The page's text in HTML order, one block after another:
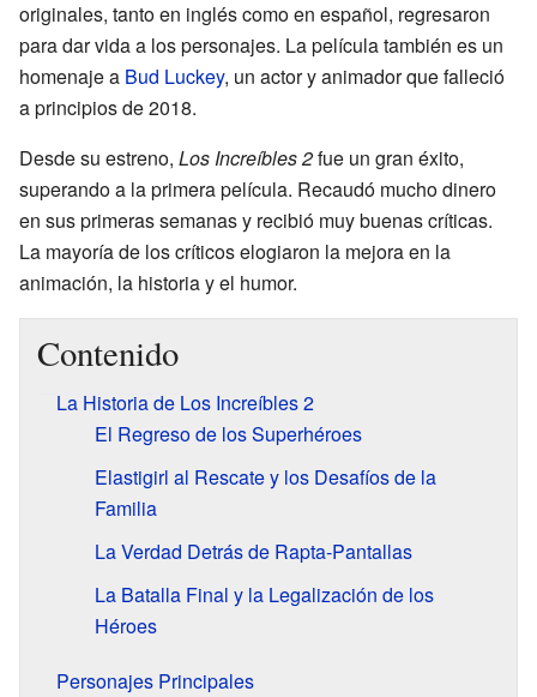
originales, tanto en inglés como en español, regresaron
para dar vida a los personajes. La película también es un
homenaje a Bud Luckey, un actor y animador que falleció
a principios de 2018.
Desde su estreno, Los Increíbles 2fue un gran éxito,
superando a la primera película. Recaudó mucho dinero
en sus primeras semanas y recibió muy buenas críticas.
La mayoría de los críticos elogiaron la mejora en la
animación, la historia y el humor.
Contenido
La Historia de Los Increíbles 2
El Regreso de los Superhéroes
Elastigirl al Rescate y los Desafíos de la
Familia
La Verdad Detrás de Rapta-Pantallas
La Batalla Final y la Legalización de los
Héroes
Personajes Principales